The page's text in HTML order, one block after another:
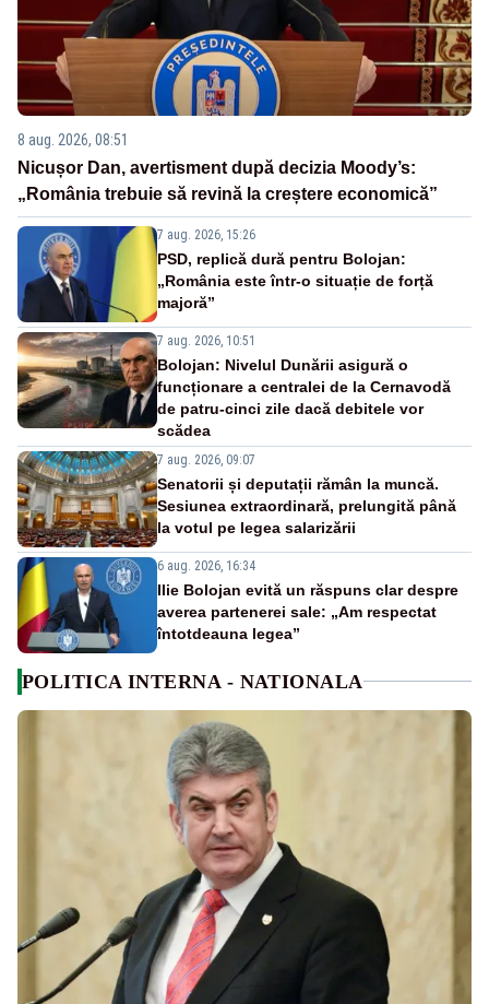
8 aug. 2026, 08:51
Nicușor Dan, avertisment după decizia Moody’s:
„România trebuie să revină la creștere economică”
7 aug. 2026, 15:26
PSD, replică dură pentru Bolojan:
„România este într-o situație de forță
majoră”
7 aug. 2026, 10:51
Bolojan: Nivelul Dunării asigură o
funcționare a centralei de la Cernavodă
de patru-cinci zile dacă debitele vor
scădea
7 aug. 2026, 09:07
Senatorii și deputații rămân la muncă.
Sesiunea extraordinară, prelungită până
la votul pe legea salarizării
6 aug. 2026, 16:34
Ilie Bolojan evită un răspuns clar despre
averea partenerei sale: „Am respectat
întotdeauna legea”
POLITICA INTERNA - NATIONALA